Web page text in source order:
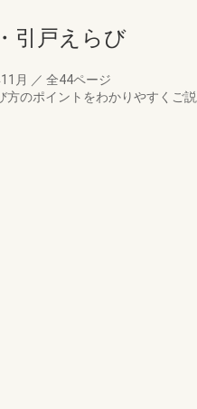
引戸えらび
月 ／ 全44ページ
のポイントをわかりやすくご説